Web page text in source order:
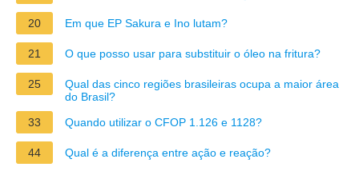
20 Em que EP Sakura e Ino lutam?
21 O que posso usar para substituir o óleo na fritura?
25
Qual das cinco regiões brasileiras ocupa a maior área
do Brasil?
33
Quando utilizar o CFOP 1.126 e 1128?
44 Qual é a diferença entre ação e reação?